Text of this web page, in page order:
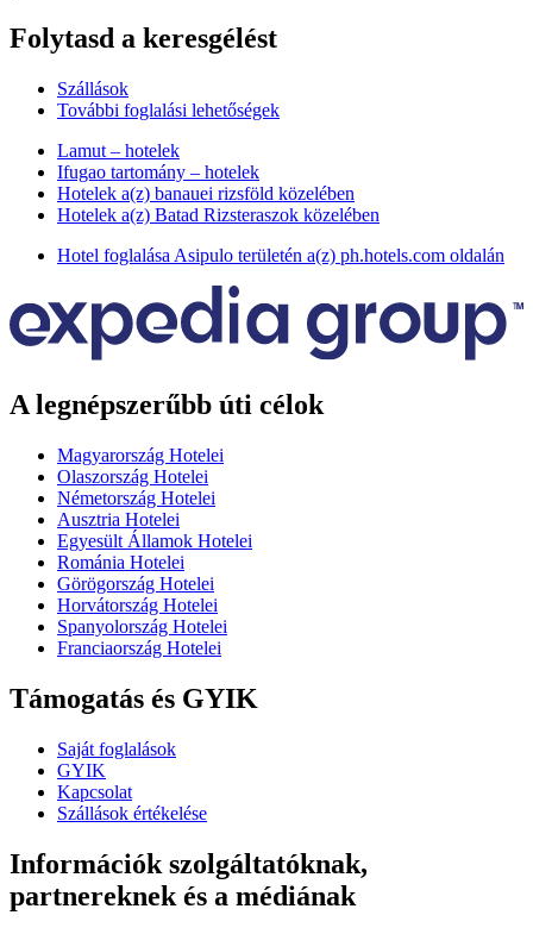
Folytasd a keresgélést
Szállások
További foglalási lehetőségek
Lamut – hotelek
Ifugao tartomány – hotelek
Hotelek a(z) banauei rizsföld közelében
Hotelek a(z) Batad Rizsteraszok közelében
Hotel foglalása Asipulo területén a(z) ph.hotels.com oldalán
A legnépszerűbb úti célok
Magyarország Hotelei
Olaszország Hotelei
Németország Hotelei
Ausztria Hotelei
Egyesült Államok Hotelei
Románia Hotelei
Görögország Hotelei
Horvátország Hotelei
Spanyolország Hotelei
Franciaország Hotelei
Támogatás és GYIK
Saját foglalások
GYIK
Kapcsolat
Szállások értékelése
Információk szolgáltatóknak,
partnereknek és a médiának